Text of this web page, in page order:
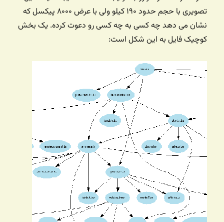
تصویری با حجم حدود ۱۹۰ کیلو ولی با عرض ۸۰۰۰ پیکسل که
نشان می دهد چه کسی به چه کسی رو دعوت کرده. یک بخش
کوچیک فایل به این شکل است: